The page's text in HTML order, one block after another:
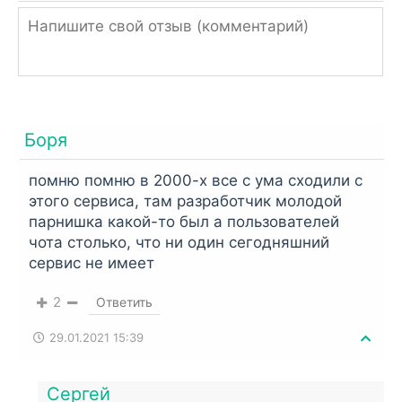
Боря
помню помню в 2000-х все с ума сходили с
этого сервиса, там разработчик молодой
парнишка какой-то был а пользователей
чота столько, что ни один сегодняшний
сервис не имеет
2 Ответить
29.01.2021 15:39
Сергей